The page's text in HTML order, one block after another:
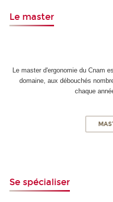
Le master
Le master d'ergonomie du Cnam
domaine, aux débouchés
chaque
Se spécialiser